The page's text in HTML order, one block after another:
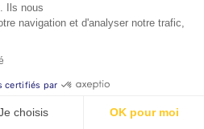
Ils nous
navigation et d'analyser notre trafic,
certifiés par
choisis OK pour moi